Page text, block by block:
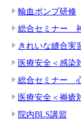
輸血ポンプ研修
総合セミナー
きれいな縫合実
医療安全＜感染
総合セミナー
医療安全＜褥瘡
院内BLS講習